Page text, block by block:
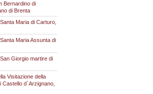
Bernardino di
di Brenta
Maria di Carturo,
Maria Assunta di
Giorgio martire di
Visitazione della
Castello d´Arzignano,